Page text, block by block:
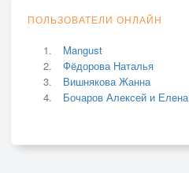
ПОЛЬЗОВАТЕЛИ ОНЛАЙН
Mangust
Фёдорова Наталья
Вишнякова Жанна
Бочаров Алексей и Елена